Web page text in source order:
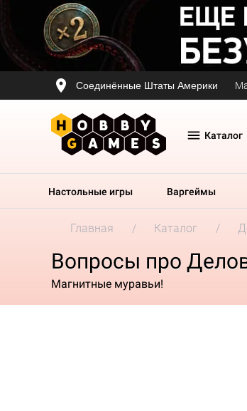
Соединённые Штаты Америки
Каталог
Настольные игры Варгеймы
Главная Каталог
Вопросы про
Магнитные муравьи!